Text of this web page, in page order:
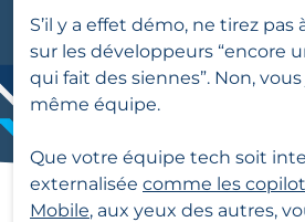
S’il y a effet démo, ne tirez
sur les développeurs “encore
qui fait des siennes”. Non,
même équipe.
Que votre équipe tech soit
externalisée comme les
Mobile, aux yeux des autres,